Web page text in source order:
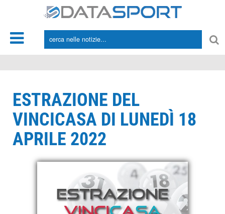
ESTRAZIONE DEL
VINCICASA DI LUNEDÌ 18
APRILE 2022